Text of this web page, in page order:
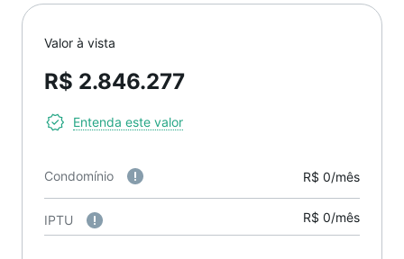
Valor à vista
R$ 2.846.277
Entenda este valor
Condomínio R$ 0/mês
IPTU R$ 0/mês